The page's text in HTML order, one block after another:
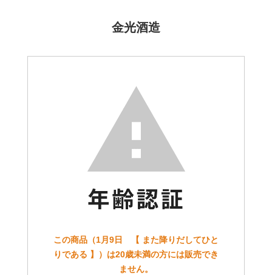
金光酒造
この商品（1月9日 【 また降りだしてひと
りである 】）は20歳未満の方には販売でき
ません。